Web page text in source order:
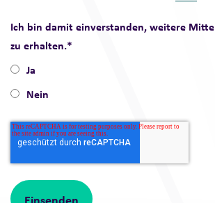
Ich bin damit einverstanden, weitere
zu erhalten.*
Ja
Nein